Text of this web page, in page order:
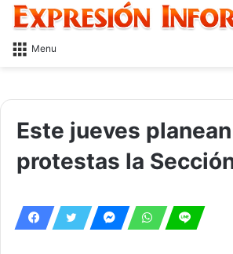
Menu
Este jueves
protestas la